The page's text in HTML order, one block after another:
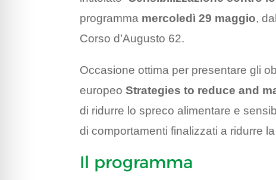
programma mercoledì 29 maggio,
Corso d’Augusto 62.
Occasione ottima per presentare gli
europeoStrategies to reduce and
di ridurre lo spreco alimentare e
di comportamenti finalizzati a ridurre
Il programma